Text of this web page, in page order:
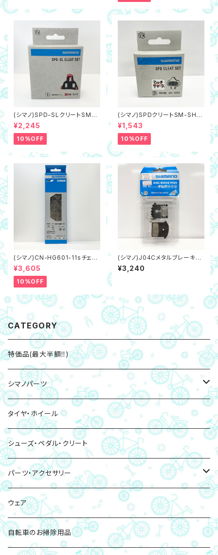
(シマノ)SPD-SLクリートSM-S
H10 赤/レッド,固定0度（ネコポ
ス対象商品）
¥2,245
10%OFF
(シマノ)SPDクリートSM-SH5
6 マルチリリースタイプ（ネコポ
ス対象商品）
¥1,543
10%OFF
(シマノ)CN-HG601-11sチェー
ン105（ネコポス対象商品）116
L,クイックリンク付属
¥3,605
10%OFF
(シマノ)J04Cメタルブレーキパ
ッド,フィン付き（ネコポス対象商
品）箱有り
¥3,240
CATEGORY
特価品(最大半額‼)
シマノパーツ
ブレーキパッド・ローター
ペダル・クリート
チェーン
チェーンリング
タイヤ・ホイール
シューズ・ペダル・クリート
パーツ・アクセサリー
ボトル・ボトルケージ
バッグ・サドルバッグ
ウェア
自転車のお掃除用品